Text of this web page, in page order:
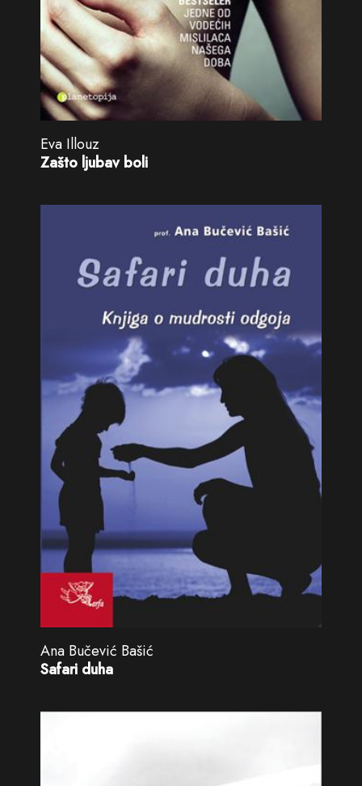
Eva Illouz
Zašto ljubav boli
Ana Bučević Bašić
Safari duha